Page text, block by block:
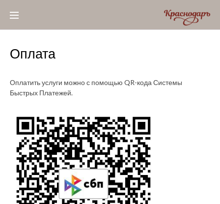
Оплата
Оплата
Оплатить услуги можно с помощью QR-кода Системы
Быстрых Платежей.